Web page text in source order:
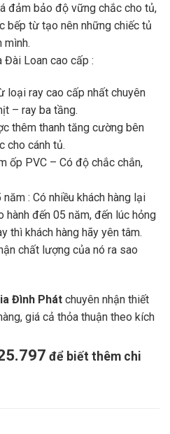
đảm bảo độ vững chắc cho tủ,
bếp từ tạo nên những chiếc tủ
mình.
Đài Loan cao cấp :
loại ray cao cấp nhất chuyên
– ray ba tầng.
thêm thanh tăng cường bên
cho cánh tủ.
ốp PVC – Có độ chắc chắn,
: Có nhiều khách hàng lại
đến 05 năm, đến lúc hỏng
thì khách hàng hãy yên tâm.
chất lượng của nó ra sao
Đình Phát chuyên nhận thiết
giá cả thỏa thuận theo kích
để biết thêm chi